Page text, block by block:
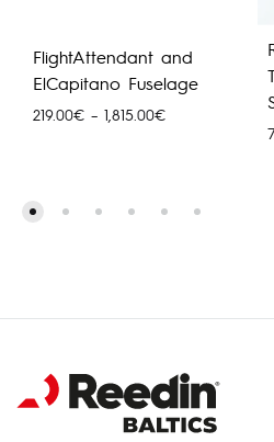
FlightAttendant and
ElCapitano Fuselage
219.00€ – 1,815.00€Price
1,815.00€